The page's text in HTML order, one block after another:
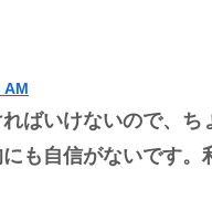
AM
ばいけないので、ち
も自信がないです